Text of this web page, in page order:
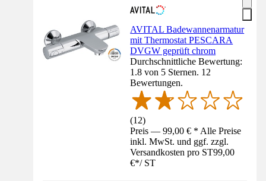
AVITAL Badewannenarmatur
mit Thermostat PESCARA
DVGW geprüft chrom
Durchschnittliche Bewertung:
1.8 von 5 Sternen. 12
Bewertungen.
(12)
Preis — 99,00 € * Alle Preise
inkl. MwSt. und ggf. zzgl.
Versandkosten pro ST99,00
€*/ ST